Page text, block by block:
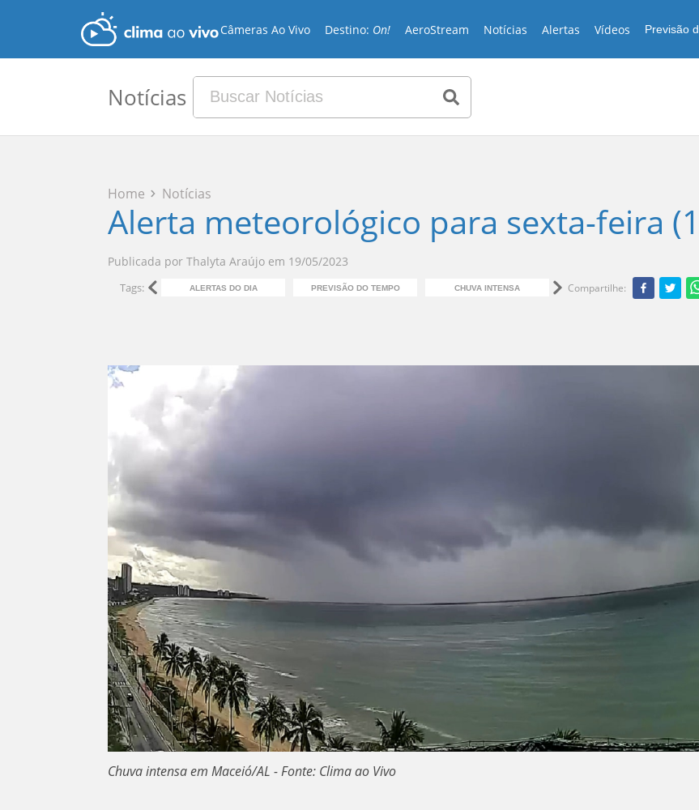
Câmeras Ao Vivo Destino: On! AeroStream Notícias Alertas Vídeos Previsão
Notícias
Home Notícias
Alerta meteorológico para sexta-feira
Publicada por Thalyta Araújo em 19/05/2023
Tags: ALERTAS DO DIA PREVISÃO DO TEMPO CHUVA INTENSA BAIXA UMIDADE
Compartilhe:
Chuva intensa em Maceió/AL - Fonte: Clima ao Vivo